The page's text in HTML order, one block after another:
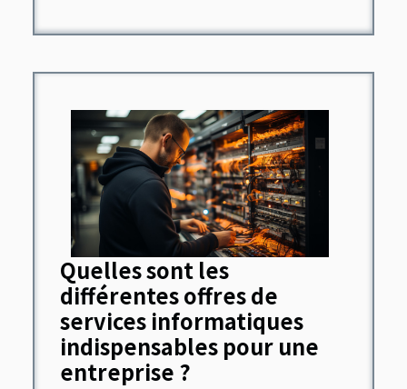
Quelles sont les
différentes offres de
services informatiques
indispensables pour une
entreprise ?